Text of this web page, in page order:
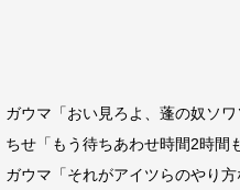
ガウマ「おい見ろよ、蓬の奴ソワ
ちせ「もう待ちあわせ時間2時間
ガウマ「それがアイツらのやり方